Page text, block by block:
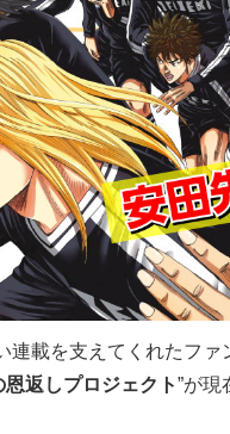
連載を支えてくれたファ
恩返しプロジェクト”が現